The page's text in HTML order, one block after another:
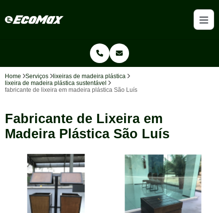
Home Serviços
lixeiras de madeira plástica
lixeira de madeira plástica sustentável
fabricante de lixeira em madeira plástica São Luís
Fabricante de Lixeira em
Madeira Plástica São Luís